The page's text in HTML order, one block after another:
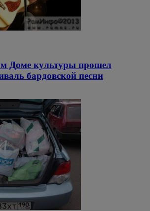
Доме культуры прошел
бардовской песни